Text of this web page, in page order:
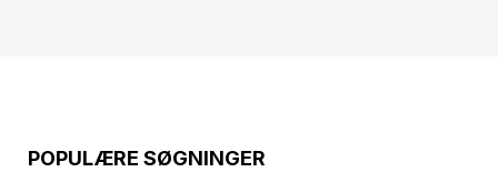
POPULÆRE SØGNINGER